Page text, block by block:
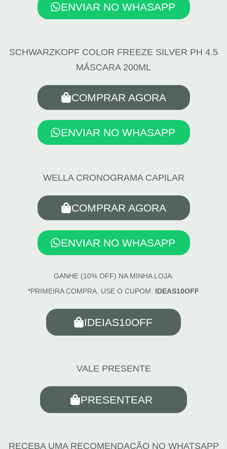
ENVIAR NO WHASAPP
SCHWARZKOPF COLOR FREEZE SILVER PH 4.5
MÁSCARA 200ML
COMPRAR AGORA
ENVIAR NO WHASAPP
WELLA CRONOGRAMA CAPILAR
COMPRAR AGORA
ENVIAR NO WHASAPP
GANHE (10% OFF) NA MINHA LOJA.
*PRIMEIRA COMPRA. USE O CUPOM: IDEAS10OFF
IDEIAS10OFF
VALE PRESENTE
PRESENTEAR
RECEBA UMA RECOMENDAÇÃO NO WHATSAPP